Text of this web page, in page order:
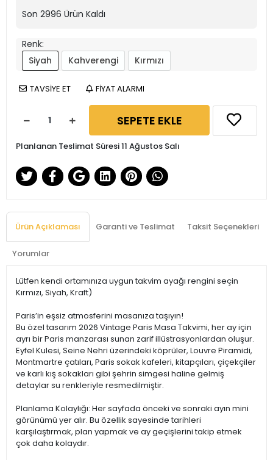
Son 2996 Ürün Kaldı
Renk:
Siyah
Kahverengi Kırmızı
TAVSİYE ET FİYAT ALARMI
SEPETE EKLE
Planlanan Teslimat Süresi 11 Ağustos Salı
Ürün Açıklaması Garanti ve Teslimat Taksit Seçenekleri
Yorumlar
Lütfen kendi ortamınıza uygun takvim ayağı rengini seçin
Kırmızı, Siyah, Kraft)
Paris’in eşsiz atmosferini masanıza taşıyın!
Bu özel tasarım 2026 Vintage Paris Masa Takvimi, her ay için
ayrı bir Paris manzarası sunan zarif illüstrasyonlardan oluşur.
Eyfel Kulesi, Seine Nehri üzerindeki köprüler, Louvre Piramidi,
Montmartre çatıları, Paris sokak kafeleri, kitapçıları, çiçekçiler
ve karlı kış sokakları gibi şehrin simgesi haline gelmiş
detaylar su renkleriyle resmedilmiştir.
Planlama Kolaylığı: Her sayfada önceki ve sonraki ayın mini
görünümü yer alır. Bu özellik sayesinde tarihleri
karşılaştırmak, plan yapmak ve ay geçişlerini takip etmek
çok daha kolaydır.